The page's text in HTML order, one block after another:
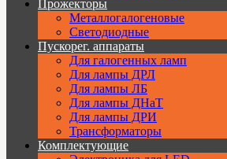
Прожекторы
Металлогалогеновые
Светодиодные
Пускорег. аппараты
Для галогенных ламп
Для лампы ДРЛ
Для лампы ЛБ
Для лампы ДНаТ
Для лампы ДРИ
Трансформаторы
Комплектующие